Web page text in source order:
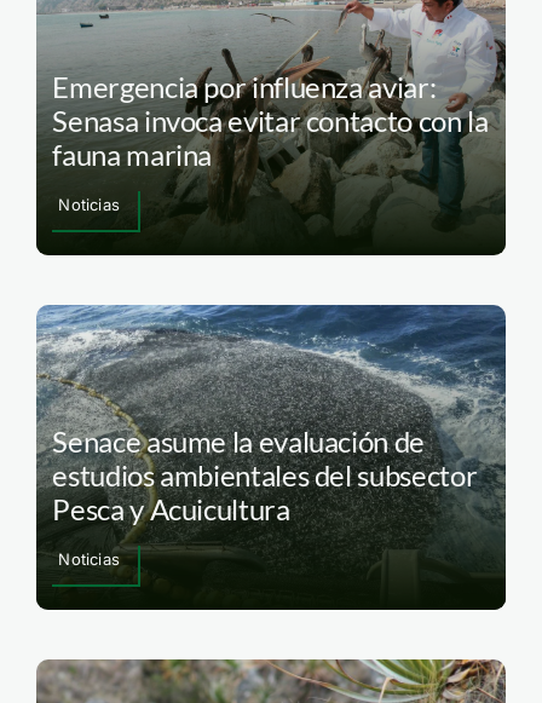
Emergencia por influenza aviar:
Senasa invoca evitar contacto con la
fauna marina
Noticias
Senace asume la evaluación de
estudios ambientales del subsector
Pesca y Acuicultura
Noticias